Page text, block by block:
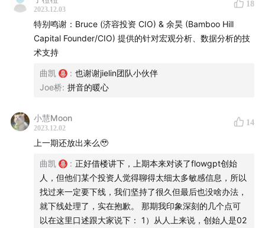
Part 4 美国的 AI 市场观察
28:40美国对 AI 的信念感极其强烈
32:20从模型数据来看，中国的可利用数据其实比美国
要好
Part 5 寻找最佳实践
35:56乐观背后的行动是什么？如何为拐点做准备？
最佳实践的概念
45:38年轻人不具备悲观的本钱
The gang that made this happen】
2023.12.03
18
特别鸣谢：Bruce (济容投资 CIO) & 余昊 (Bamboo Hill
Capital Founder/CIO) 提供的针对宏观分析、数据分析的技
术支持
曲凯 : 也谢谢jielin团队小伙伴
Joe桥: 拼音的暖心
小慧Moon
2023.12.02
14
上一期还放出来么🥹
曲凯 : 正好借楼讲下，上期本来对谈了flowgpt创始
人，但他们某个投资人觉得聊得太细太多敏感信息，所以
找过来一定要下线，我们坚持了很久但最后也没啥办法，
就下线处理了，实在抱歉。 那期我印象深刻的几个点可
以在这里口述跟大家说下： 1）从人上来说，创始人是02